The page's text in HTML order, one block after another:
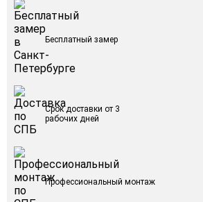
Бесплатный замер
Срок доставки от 3
рабочих дней
Профессиональный монтаж